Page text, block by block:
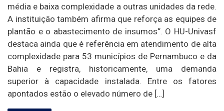
média e baixa complexidade a outras unidades da rede.
A instituição também afirma que reforça as equipes de
plantão e o abastecimento de insumos“. O HU-Univasf
destaca ainda que é referência em atendimento de alta
complexidade para 53 municípios de Pernambuco e da
Bahia e registra, historicamente, uma demanda
superior à capacidade instalada. Entre os fatores
apontados estão o elevado número de […]